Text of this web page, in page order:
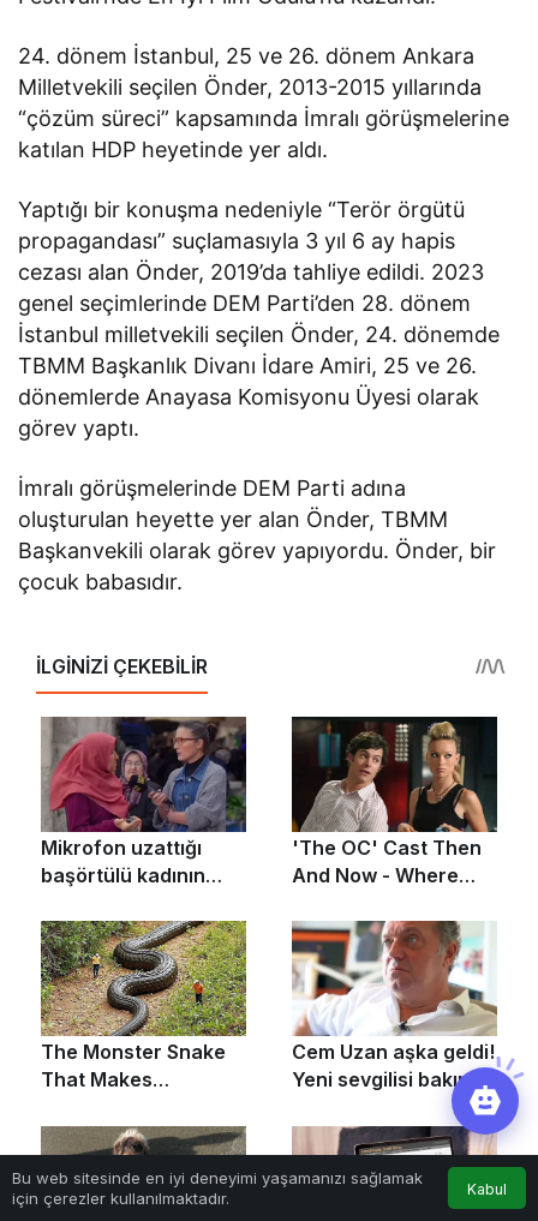
24. dönem İstanbul, 25 ve 26. dönem Ankara
Milletvekili seçilen Önder, 2013-2015 yıllarında
“çözüm süreci” kapsamında İmralı görüşmelerine
katılan HDP heyetinde yer aldı.
Yaptığı bir konuşma nedeniyle “Terör örgütü
propagandası” suçlamasıyla 3 yıl 6 ay hapis
cezası alan Önder, 2019’da tahliye edildi. 2023
genel seçimlerinde DEM Parti’den 28. dönem
İstanbul milletvekili seçilen Önder, 24. dönemde
TBMM Başkanlık Divanı İdare Amiri, 25 ve 26.
dönemlerde Anayasa Komisyonu Üyesi olarak
görev yaptı.
İmralı görüşmelerinde DEM Parti adına
oluşturulan heyette yer alan Önder, TBMM
Başkanvekili olarak görev yapıyordu. Önder, bir
çocuk babasıdır.
Bu web sitesinde en iyi deneyimi yaşamanızı sağlamak
için çerezler kullanılmaktadır.
Kabul